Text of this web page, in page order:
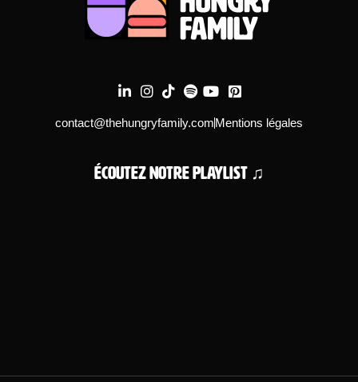
contact@thehungryfamily.comMentions légales
Écoutez notre playlist ♫